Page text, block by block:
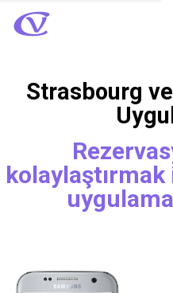
Strasbourg
kolaylaştırmak